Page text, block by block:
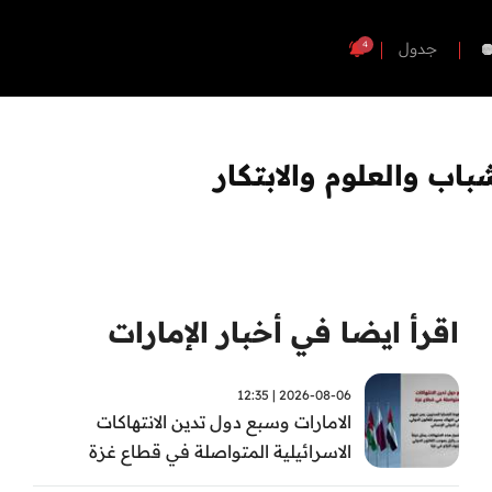
جدول 4
والعلوم والابتكار
اقرأ ايضا في أخبار الإمارات
2026-08-06 | 12:35
الامارات وسبع دول تدين الانتهاكات
الاسرائيلية المتواصلة في قطاع غزة